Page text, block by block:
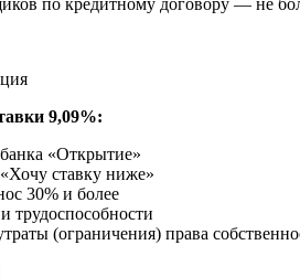
по кредитному договору — не
9,09%:
«Открытие»
ставку ниже»
30% и более
трудоспособности
(ограничения) права